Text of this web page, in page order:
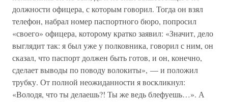
должности офицера, с которым говорил. Тогда он взял
телефон, набрал номер паспортного бюро, попросил
«своего» офицера, которому кратко заявил: «Значит, дело
выглядит так: я был уже у полковника, говорил с ним, он
сказал, что паспорт должен быть готов, и он, конечно,
сделает выводы по поводу волокиты», — и положил
трубку. От полной неожиданности я воскликнул:
«Володя, что ты делаешь?! Ты же ведь блефуешь…». А